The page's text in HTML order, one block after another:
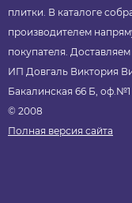
плитки. В каталоге
производителем
покупателя.
ИП Довгаль Виктория
Бакалинская 66 Б, оф.№1
© 2008
Полная версия сайта